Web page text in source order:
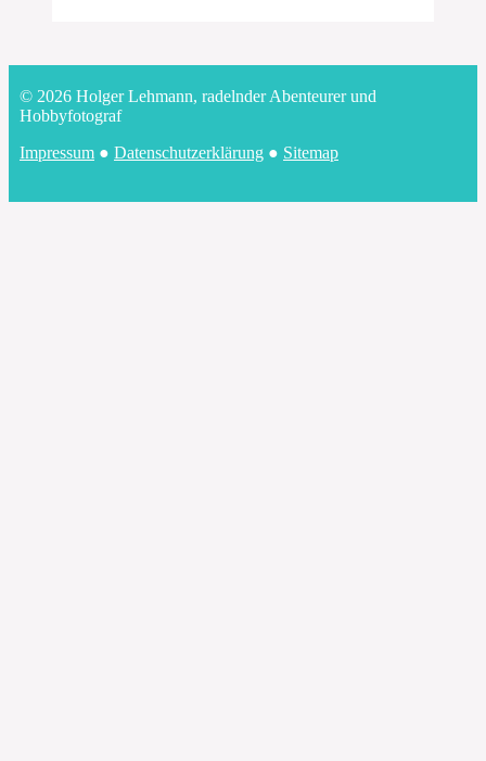
© 2026 Holger Lehmann, radelnder Abenteurer und
Hobbyfotograf
Impressum ● Datenschutzerklärung ● Sitemap